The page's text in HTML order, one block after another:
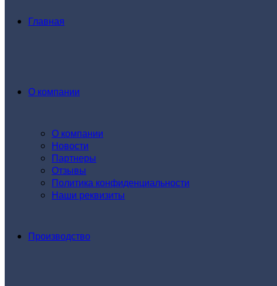
Главная
О компании
О компании
Новости
Партнеры
Отзывы
Политика конфиденциальности
Наши реквизиты
Производство